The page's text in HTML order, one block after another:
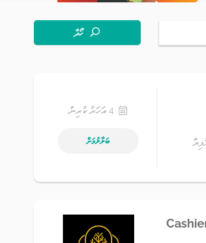
ހޯދާ
4 އަހަރު ކުރިން
ބަލާލުމަށް